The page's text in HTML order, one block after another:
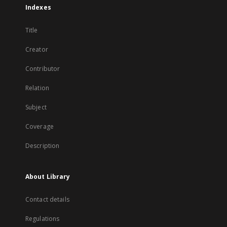
Indexes
Title
Creator
Contributor
Relation
Subject
Coverage
Description
About Library
Contact details
Regulations